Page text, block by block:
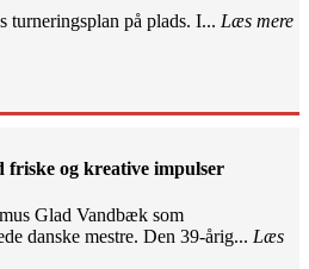
turneringsplan på plads. I... Læs mere
friske og kreative impulser
Glad Vandbæk som
danske mestre. Den 39-årig... Læs